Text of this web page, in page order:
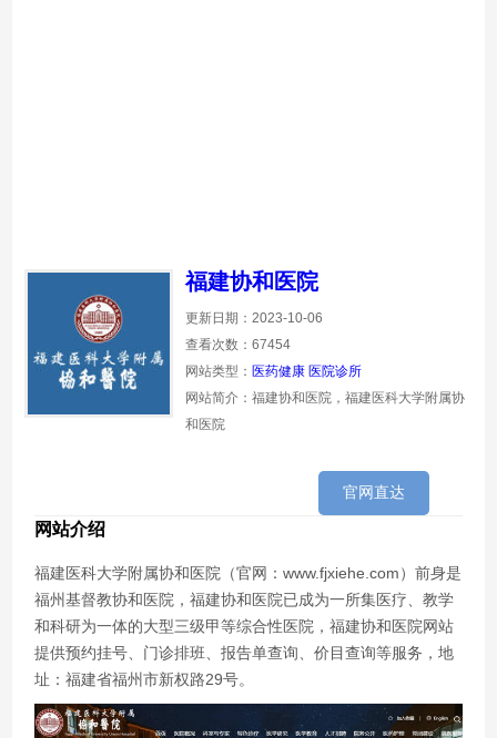
福建协和医院
更新日期：2023-10-06
查看次数：67454
网站类型： 医药健康 医院诊所
网站简介：福建协和医院，福建医科大学附属协
和医院
官网直达
网站介绍
福建医科大学附属协和医院（官网：www.fjxiehe.com）前身是
福州基督教协和医院，福建协和医院已成为一所集医疗、教学
和科研为一体的大型三级甲等综合性医院，福建协和医院网站
提供预约挂号、门诊排班、报告单查询、价目查询等服务，地
址：福建省福州市新权路29号。